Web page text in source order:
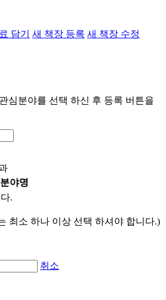
담기 새 책장 등록 새 책장 수정
심분야를 선택 하신 후 등록 버튼을
야명
.
최소 하나 이상 선택 하셔야 합니다.)
취소